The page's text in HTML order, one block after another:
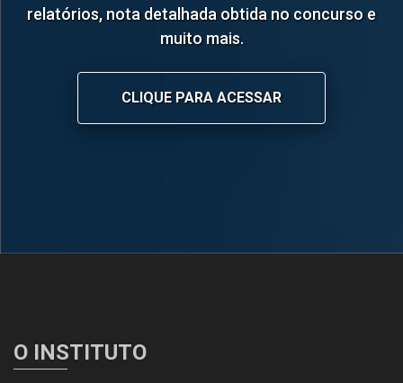
relatórios, nota detalhada obtida no concurso e
muito mais.
CLIQUE PARA ACESSAR
O INSTITUTO